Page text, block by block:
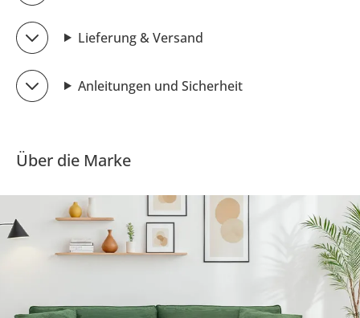
Lieferung & Versand
Anleitungen und Sicherheit
Über die Marke